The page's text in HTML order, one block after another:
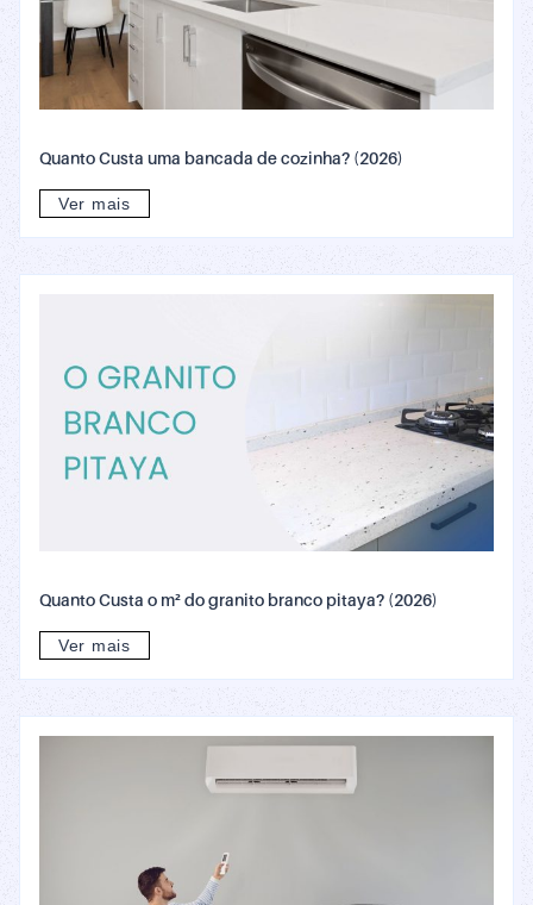
Quanto Custa uma bancada de cozinha? (2026)
Ver mais
Quanto Custa o m² do granito branco pitaya? (2026)
Ver mais